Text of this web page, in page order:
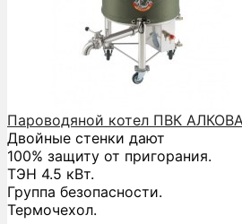
Пароводяной котел ПВК
Двойные стенки дают
100% защиту от пригорания.
ТЭН 4.5 кВт.
Группа безопасности.
Термочехол.